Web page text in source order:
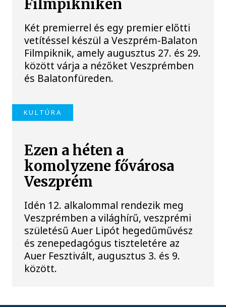
Filmpikniken
Két premierrel és egy premier előtti
vetítéssel készül a Veszprém-Balaton
Filmpiknik, amely augusztus 27. és 29.
között várja a nézőket Veszprémben
és Balatonfüreden.
KULTÚRA
Ezen a héten a
komolyzene fővárosa
Veszprém
Idén 12. alkalommal rendezik meg
Veszprémben a világhírű, veszprémi
születésű Auer Lipót hegedűművész
és zenepedagógus tiszteletére az
Auer Fesztivált, augusztus 3. és 9.
között.